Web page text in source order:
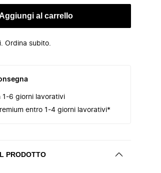
al carrello
Ordina subito.
1-6 giorni lavorativi
entro 1-4 giorni lavorativi*
PRODOTTO